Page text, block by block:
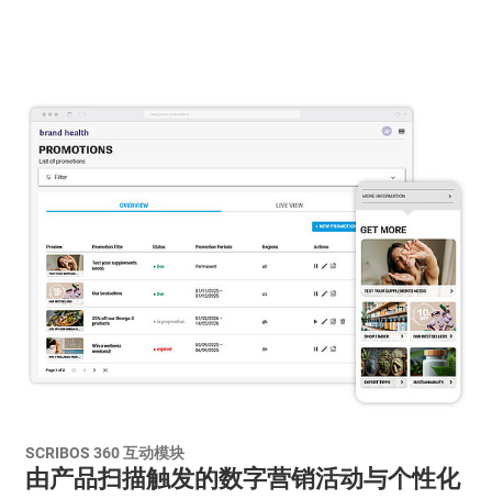
SCRIBOS 360 互动模块
由产品扫描触发的数字营销活动与个性化